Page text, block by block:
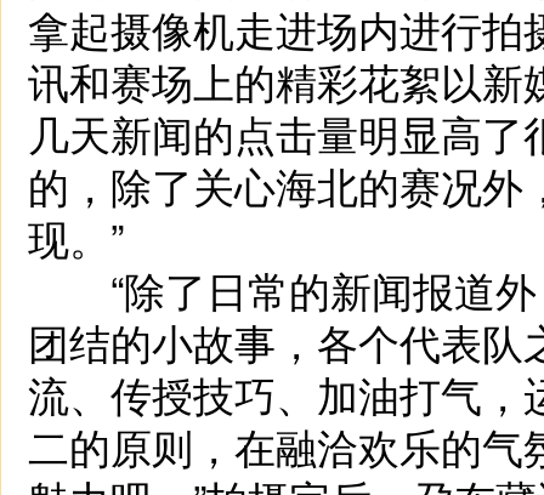
拿起摄像机走进场内进行拍
讯和赛场上的精彩花絮以
几天新闻的点击量明显高
的，除了关心海北的赛况
现。”
“除了日常的新闻报道外
团结的小故事，各个代表
流、传授技巧、加油打气
二的原则，在融洽欢乐的